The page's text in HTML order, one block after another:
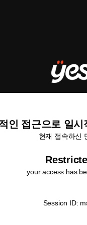
인 접근으로 일
현재 접속하신
your access has
Session ID: